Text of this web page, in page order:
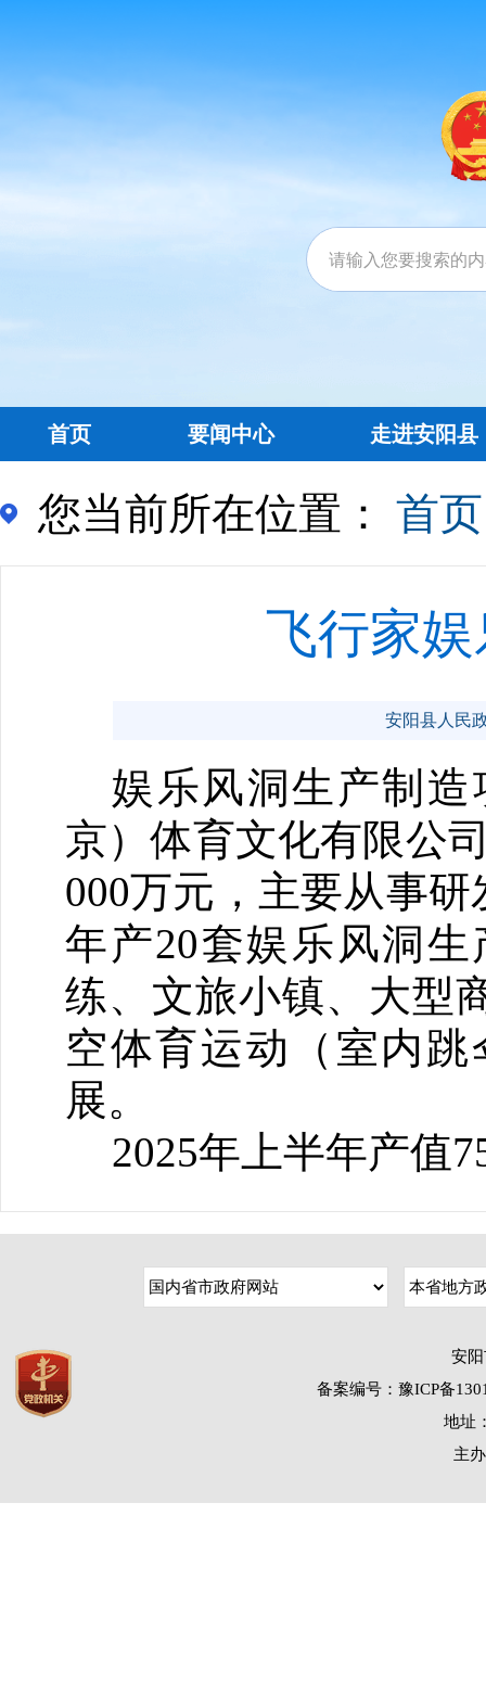
首页 要闻中心 走进安阳县
您当前所在位置： 首页
飞行家
安阳县人民
娱乐风洞生产制
京）体育文化有限公
000万元，主要从事
年产20套娱乐风洞
练、文旅小镇、大型
空体育运动（室内
展。
2025年上半年产值
安
备案编号：豫ICP备
地址
主